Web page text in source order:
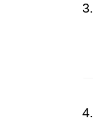
3.
4.